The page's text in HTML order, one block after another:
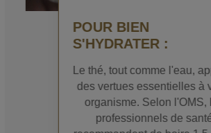
POUR BIEN
S'HYDRATER :
Le thé, tout comme l'eau,
des vertues essentielles à
organisme. Selon l'OMS,
professionnels de